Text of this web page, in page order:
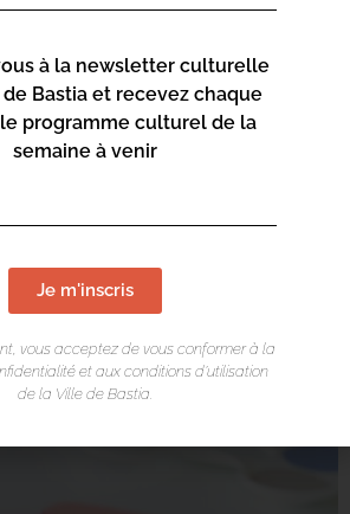
à la newsletter culturelle
Bastia et recevez chaque
programme culturel de la
semaine à venir
Je m'inscris
vous acceptez de vous conformer à la
et aux conditions d’utilisation
de la Ville de Bastia.